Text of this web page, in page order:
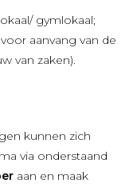
gymlokaal;
aanvang van de
van zaken).
kunnen zich
via onderstaand
aan en maak